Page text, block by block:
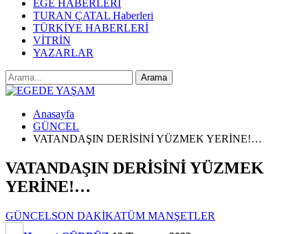
EGE HABERLERİ
TURAN ÇATAL Haberleri
TÜRKİYE HABERLERİ
VİTRİN
YAZARLAR
Anasayfa
GÜNCEL
VATANDAŞIN DERİSİNİ YÜZMEK YERİNE!…
VATANDAŞIN DERİSİNİ YÜZMEK
YERİNE!…
GÜNCELSON DAKİKATÜM MANŞETLER